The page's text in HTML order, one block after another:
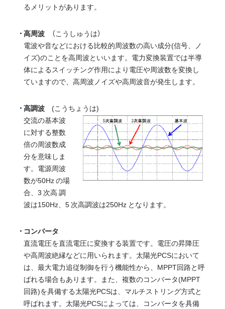
るメリットがあります。
高周波 （こうしゅうは）
電波や音などにおける比較的周波数の高い成分(信号、ノ
イズ)のことを高周波といいます。電力変換装置では半導
体によるスイッチング作用により電圧や周波数を変換し
ていますので、高周波ノイズや高周波音が発生します。
高調波 (こうちょうは)
交流の基本波
に対する整数
倍の周波数成
分を意味しま
す。電源周波
数が50Hz の場
合、3 次高 調
波は150Hz、5 次高調波は250Hz となります。
コンバータ
直流電圧を直流電圧に変換する装置です。電圧の昇降圧
や高周波絶縁などに用いられます。太陽光PCSにおいて
は、最大電力追従制御を行う機能性から、MPPT回路と呼
ばれる場合もあります。また、複数のコンバータ(MPPT
回路)を具備する太陽光PCSは、マルチストリング方式と
呼ばれます。太陽光PCSによっては、コンバータを具備